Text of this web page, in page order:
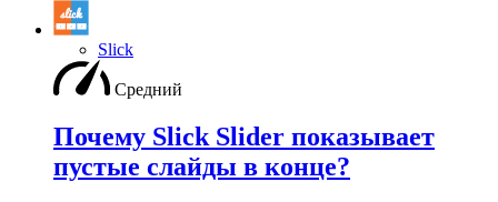
Slick
Средний
Почему Slick Slider показывает
пустые слайды в конце?